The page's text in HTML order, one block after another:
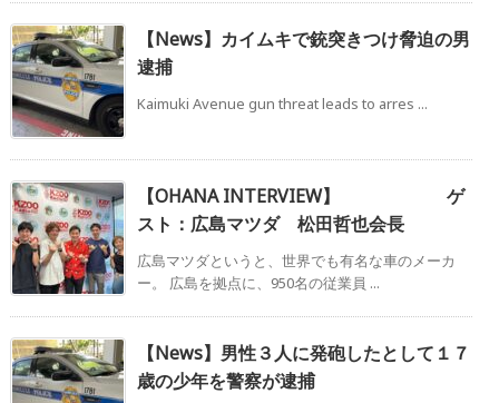
【News】カイムキで銃突きつけ脅迫の男
逮捕
Kaimuki Avenue gun threat leads to arres ...
【OHANA INTERVIEW】 ゲ
スト：広島マツダ 松田哲也会長
広島マツダというと、世界でも有名な車のメーカ
ー。 広島を拠点に、950名の従業員 ...
【News】男性３人に発砲したとして１７
歳の少年を警察が逮捕